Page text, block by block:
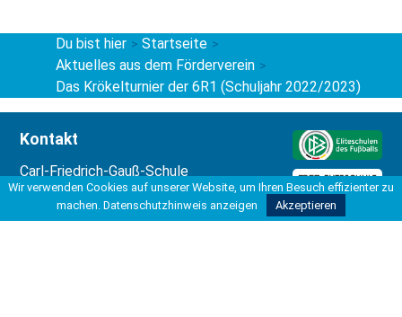
Du bist hier > Startseite >
Aktuelles aus dem Förderverein >
Das Krökelturnier der 6R1 (Schuljahr 2022/2023)
Kontakt
Carl-Friedrich-Gauß-Schule
Kooperative Gesamtschule
Hohe Bünte 4
30966 Hemmingen
Wir verwenden Cookies auf unserer Website, um Ihren Besuch effizienter zu
machen. Datenschutzhinweis anzeigen Akzeptieren